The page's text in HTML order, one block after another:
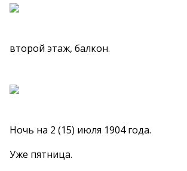
второй этаж, балкон.
Ночь на 2 (15) июля 1904 года.
Уже пятница.